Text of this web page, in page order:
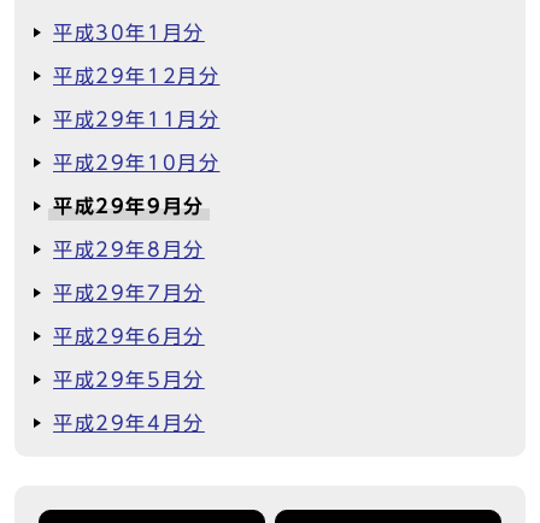
平成30年1月分
平成29年12月分
平成29年11月分
平成29年10月分
平成29年9月分
平成29年8月分
平成29年7月分
平成29年6月分
平成29年5月分
平成29年4月分